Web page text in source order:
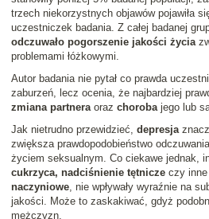
trzech niekorzystnych objawów pojawiła
uczestniczek badania. Z całej badanej
odczuwało pogorszenie jakości życia
problemami łóżkowymi.
Autor badania nie pytał co prawda
zaburzeń, lecz ocenia, że najbardziej
zmiana partnera oraz choroba jego lub
Jak nietrudno przewidzieć, depresja
zwiększa prawdopodobieństwo
życiem seksualnym. Co ciekawe jednak,
cukrzyca, nadciśnienie tętnicze czy inne
naczyniowe, nie wpływały wyraźnie na
jakości. Może to zaskakiwać, gdyż
mężczyzn.